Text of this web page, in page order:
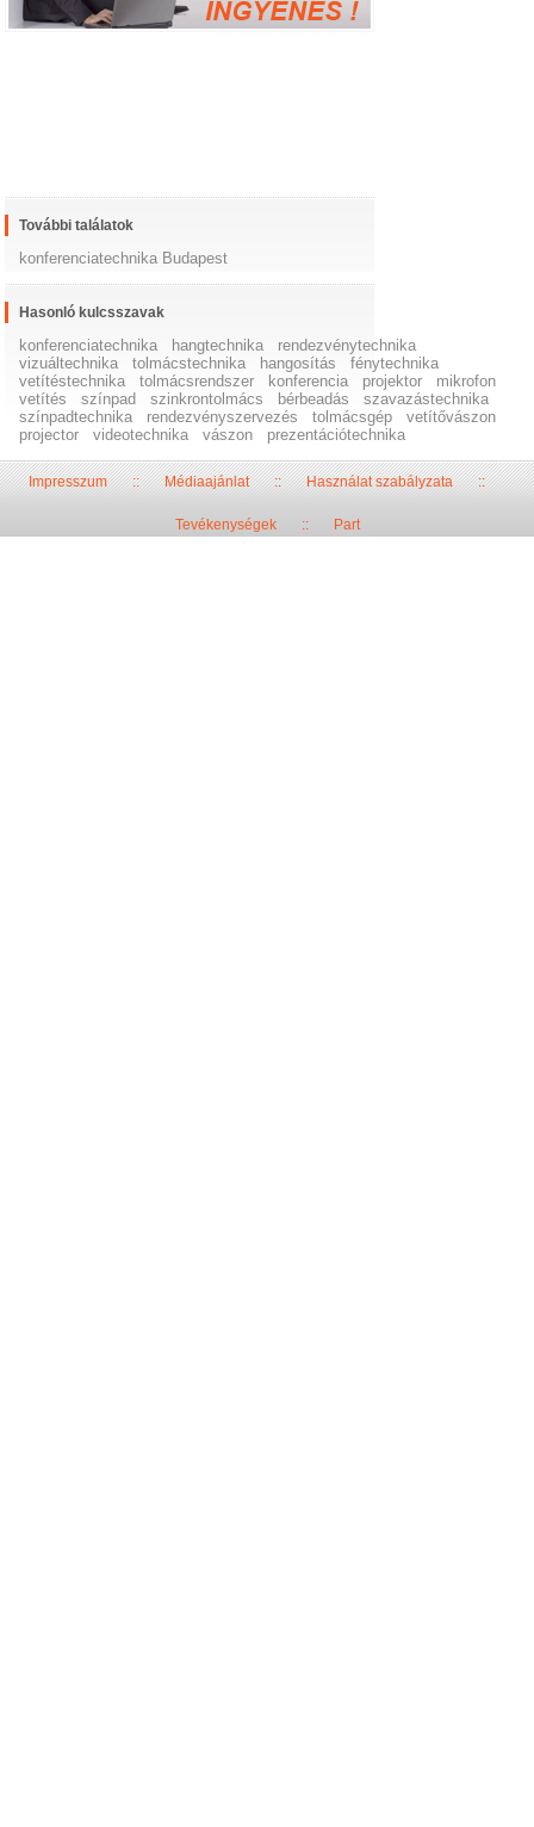
További találatok
konferenciatechnika Budapest
Hasonló kulcsszavak
konferenciatechnika hangtechnika
rendezvénytechnika
vizuáltechnika
tolmácstechnika hangosítás
fénytechnika
vetítéstechnika
tolmácsrendszer konferencia projektor
mikrofon
vetítés
színpad szinkrontolmács bérbeadás
szavazástechnika
színpadtechnika
rendezvényszervezés tolmácsgép
vetítővászon
projector
videotechnika vászon prezentációtechnika
Impresszum::Médiaajánlat::Használat szabályzata::
Tevékenységek:: Part